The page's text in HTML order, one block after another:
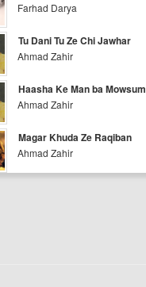
Farhad Darya
Tu Dani Tu Ze Chi Jawhar
Ahmad Zahir
Haasha Ke Man ba Mowsum
Ahmad Zahir
Magar Khuda Ze Raqiban
Ahmad Zahir